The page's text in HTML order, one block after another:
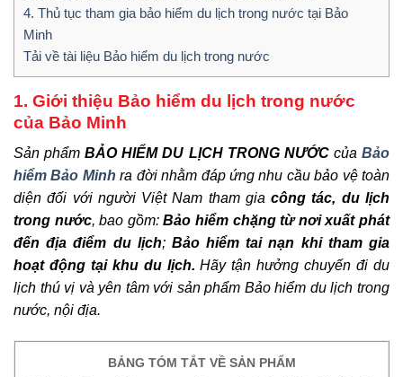
4. Thủ tục tham gia bảo hiểm du lịch trong nước tại Bảo
Minh
Tải về tài liệu Bảo hiểm du lịch trong nước
1. Giới thiệu Bảo hiểm du lịch trong nước
của Bảo Minh
Sản phẩmBẢO HIỂM DU LỊCH TRONG NƯỚC của Bảo
hiểm Bảo Minh ra đời nhằm đáp ứng nhu cầu bảo vệ toàn
diện đối với người Việt Nam tham giacông tác, du lịch
trong nước, bao gồm:Bảo hiểm chặng từ nơi xuất phát
đến địa điểm du lịch; Bảo hiểm tai nạn khi tham gia
hoạt động tại khu du lịch.Hãy tận hưởng chuyến đi du
lịch thú vị và yên tâm với sản phẩm Bảo hiểm du lịch trong
nước, nội địa.
BẢNG TÓM TẮT VỀ SẢN PHẨM